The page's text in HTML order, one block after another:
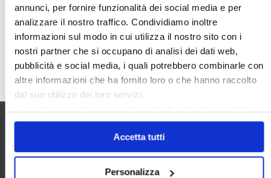
annunci, per fornire funzionalità dei social media e per
analizzare il nostro traffico. Condividiamo inoltre
informazioni sul modo in cui utilizza il nostro sito con i
nostri partner che si occupano di analisi dei dati web,
pubblicità e social media, i quali potrebbero combinarle con
altre informazioni che ha fornito loro o che hanno raccolto
dal suo utilizzo dei loro servizi.
solo i cookie necessari.
Accetta tutti
Personalizza
Valore Case
Cerca